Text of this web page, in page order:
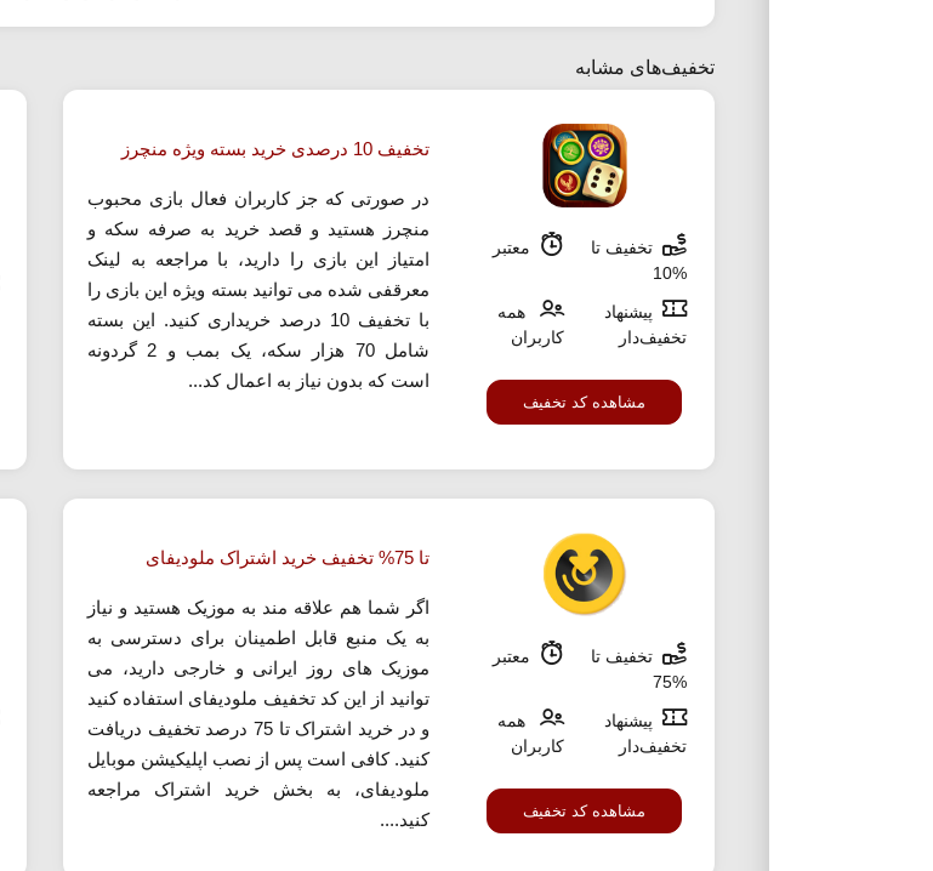
تخفیف‌های مشابه
تخفیف تا
%10
معتبر
پیشنهاد
تخفیف‌دار
همه
کاربران
مشاهده کد تخفیف
تخفیف 10 درصدی خرید بسته ویژه منچرز
در صورتی که جز کاربران فعال بازی محبوب
منچرز هستید و قصد خرید به صرفه سکه و
امتیاز این بازی را دارید، با مراجعه به لینک
معرقفی شده می توانید بسته ویژه این بازی را
با تخفیف 10 درصد خریداری کنید. این بسته
شامل 70 هزار سکه، یک بمب و 2 گردونه
است که بدون نیاز به اعمال کد...
تخفیف تا
%75
معتبر
پیشنهاد
تخفیف‌دار
همه
کاربران
مشاهده کد تخفیف
تا 75% تخفیف خرید اشتراک ملودیفای
اگر شما هم علاقه مند به موزیک هستید و نیاز
به یک منبع قابل اطمینان برای دسترسی به
موزیک های روز ایرانی و خارجی دارید، می
توانید از این کد تخفیف ملودیفای استفاده کنید
و در خرید اشتراک تا 75 درصد تخفیف دریافت
کنید. کافی است پس از نصب اپلیکیشن موبایل
ملودیفای، به بخش خرید اشتراک مراجعه
کنید....